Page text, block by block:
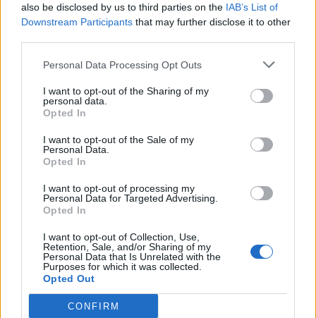
also be disclosed by us to third parties on the IAB’s List of
Downstream Participants that may further disclose it to other
Personal Data Processing Opt Outs
I want to opt-out of the Sharing of my
personal data.
Opted In
I want to opt-out of the Sale of my
Personal Data.
Opted In
I want to opt-out of processing my
Personal Data for Targeted Advertising.
Opted In
I want to opt-out of Collection, Use,
Retention, Sale, and/or Sharing of my
Personal Data that Is Unrelated with the
Purposes for which it was collected.
Opted Out
CONFIRM
Poslední 3 příspěvky na mé zdi
Smazaný
(před 4 lety)
Seru na mě tady - topgirlsxxx69.site
Smazaný
(před 4 lety)
ti napsat, ale nešlo to. Napište mi na
Whatsapp +380 98 439 0808
Zobrazit celou mou zeď